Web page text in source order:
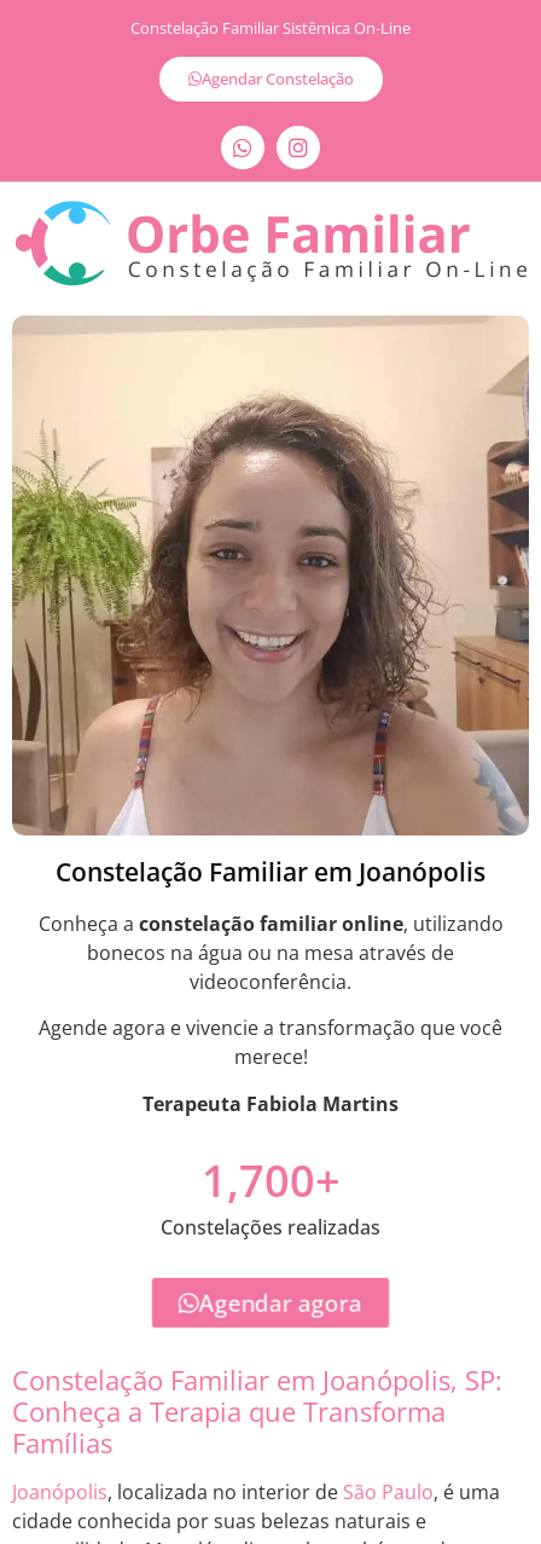
Constelação Familiar Sistêmica On-Line
Agendar Constelação
Constelação Familiar em Joanópolis
Conheça a constelação familiar online, utilizando
bonecos na água ou na mesa através de
videoconferência.
Agende agora e vivencie a transformação que você
merece!
Terapeuta Fabiola Martins
Constelações realizadas
1,700+
Agendar agora
Constelação Familiar em Joanópolis, SP:
Conheça a Terapia que Transforma
Famílias
Joanópolis, localizada no interior de São Paulo, é uma
cidade conhecida por suas belezas naturais e